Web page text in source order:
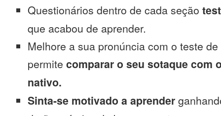
Questionários dentro de cada seção
que acabou de aprender.
Melhore a sua pronúncia com o teste
permite comparar o seu sotaque com
nativo.
Sinta-se motivado a aprender